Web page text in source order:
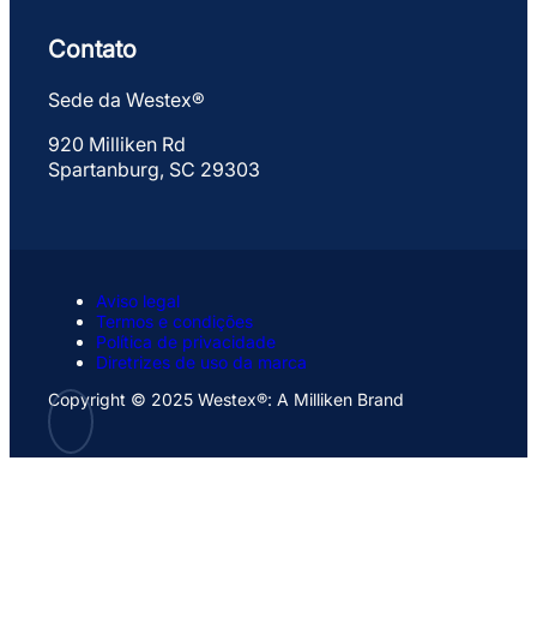
Contato
Sede da Westex®
920 Milliken Rd
Spartanburg, SC 29303
Aviso legal
Termos e condições
Política de privacidade
Diretrizes de uso da marca
Copyright © 2025 Westex®: A Milliken Brand